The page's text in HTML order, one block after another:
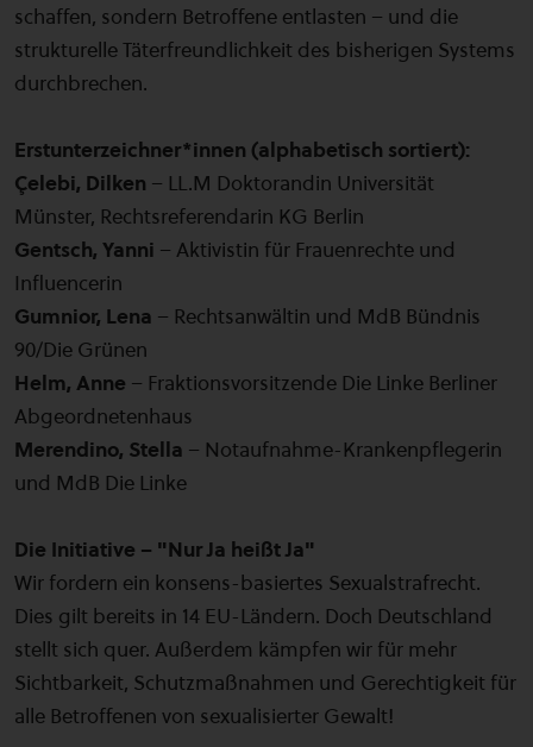
schaffen, sondern Betroffene entlasten – und die
strukturelle Täterfreundlichkeit des bisherigen Systems
durchbrechen.
Erstunterzeichner*innen (alphabetisch sortiert):
Çelebi, Dilken – LL.M Doktorandin Universität
Münster, Rechtsreferendarin KG Berlin
Gentsch, Yanni – Aktivistin für Frauenrechte und
Influencerin
Gumnior, Lena – Rechtsanwältin und MdB Bündnis
90/Die Grünen
Helm, Anne – Fraktionsvorsitzende Die Linke Berliner
Abgeordnetenhaus
Merendino, Stella – Notaufnahme-Krankenpflegerin
und MdB Die Linke
Die Initiative – "Nur Ja heißt Ja"
Wir fordern ein konsens-basiertes Sexualstrafrecht.
Dies gilt bereits in 14 EU-Ländern. Doch Deutschland
stellt sich quer. Außerdem kämpfen wir für mehr
Sichtbarkeit, Schutzmaßnahmen und Gerechtigkeit für
alle Betroffenen von sexualisierter Gewalt!